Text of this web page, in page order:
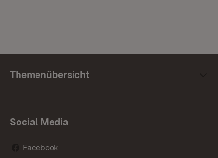
Themenübersicht
Social Media
Facebook